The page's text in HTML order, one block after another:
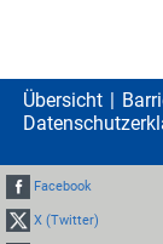
Übersicht
Facebook
X (Twitter)